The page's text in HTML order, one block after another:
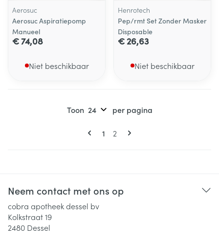
Aerosuc
Aerosuc Aspiratiepomp
Manueel
€ 74,08
Niet beschikbaar
Henrotech
Pep/rmt Set Zonder Masker
Disposable
€ 26,63
Niet beschikbaar
Pagina's
U lees momenteel pagina
1 Pagina
2
Toon per pagina
Neem contact met ons op
cobra apotheek dessel bv
Kolkstraat 19
2480 Dessel